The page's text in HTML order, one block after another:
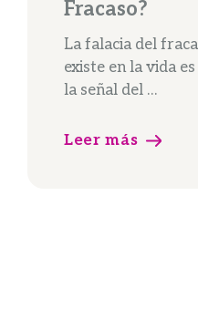
Fracaso?
La falacia del
existe en la vida
la señal del …
Leer más